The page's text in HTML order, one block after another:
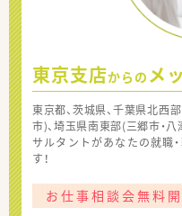
東京支店からの メ
東京都、茨城県、千葉県北西
市)、埼玉県南東部(三郷市・
サルタントがあなたの就職
す！
お仕事相談会無料開